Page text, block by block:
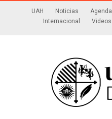
UAH Noticias Agenda
Internacional
Videos